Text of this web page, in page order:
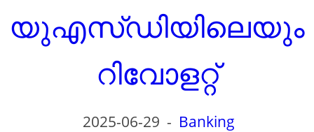
യുഎസ്ഡിയിലെയും
റിവോളറ്റ്
2025-06-29 - Banking